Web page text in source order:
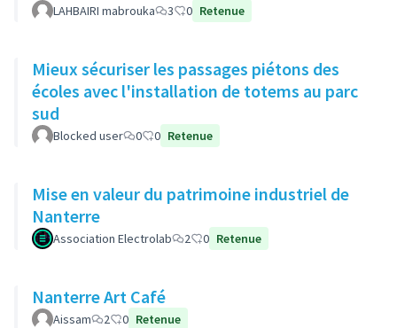
LAHBAIRI mabrouka 3 0 Retenue
Mieux sécuriser les passages piétons des
écoles avec l'installation de totems au parc
sud
Blocked user 0 0 Retenue
Mise en valeur du patrimoine industriel de
Nanterre
Association Electrolab 2 0 Retenue
Nanterre Art Café
Aissam 2 0 Retenue